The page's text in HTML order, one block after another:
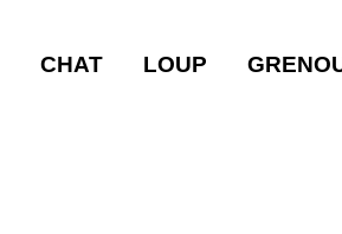
CHAT LOUP